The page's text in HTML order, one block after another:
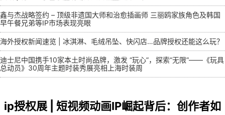
ip授权展 | 短视频动画IP崛起背后：创作者如
鑫与杰战略签约 – 顶级非遗国大师和治愈插画师 三丽鸥家族角色及韩国
早午餐兄弟等IP市场表现亮眼
海外授权新闻速览 | 冰淇淋、毛绒吊坠、快闪店…品牌授权还能这么玩？
迪士尼中国携手10家本土时尚品牌，激发 “玩心”，探索“无限”——《玩具
总动员》30周年主题时装秀展亮相上海时装周